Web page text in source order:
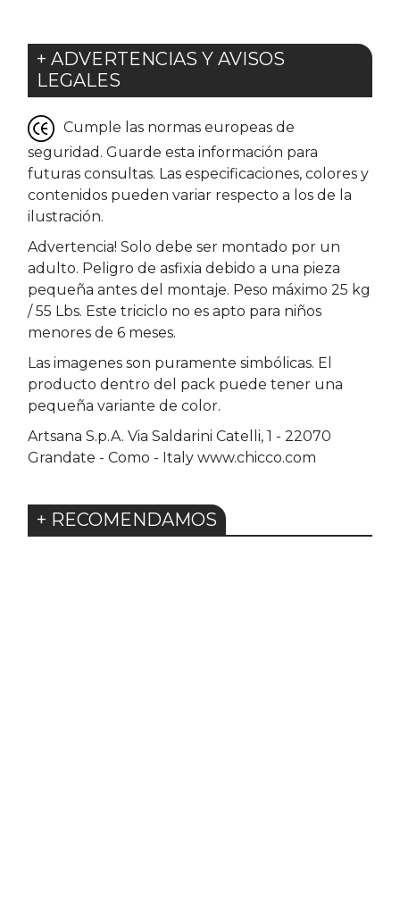
+ ADVERTENCIAS Y AVISOS
LEGALES
Cumple las normas europeas de
seguridad. Guarde esta información para
futuras consultas. Las especificaciones, colores y
contenidos pueden variar respecto a los de la
ilustración.
Advertencia! Solo debe ser montado por un
adulto. Peligro de asfixia debido a una pieza
pequeña antes del montaje. Peso máximo 25 kg
/ 55 Lbs. Este triciclo no es apto para niños
menores de 6 meses.
Las imagenes son puramente simbólicas. El
producto dentro del pack puede tener una
pequeña variante de color.
Artsana S.p.A. Via Saldarini Catelli, 1 - 22070
Grandate - Como - Italy www.chicco.com
+ RECOMENDAMOS